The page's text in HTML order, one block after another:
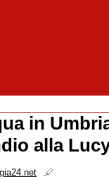
in
alla